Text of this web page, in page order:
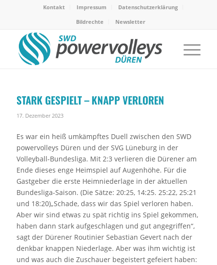
Kontakt Impressum
Datenschutzerklärung
Bildrechte
Newsletter
STARK GESPIELT – KNAPP VERLOREN
17. Dezember 2023
Es war ein heiß umkämpftes Duell zwischen den SWD
powervolleys Düren und der SVG Lüneburg in der
Volleyball-Bundesliga. Mit 2:3 verlieren die Dürener am
Ende dieses enge Heimspiel auf Augenhöhe. Für die
Gastgeber die erste Heimniederlage in der aktuellen
Bundesliga-Saison. (Die Sätze: 20:25, 14:25. 25:22, 25:21
und 18:20)„Schade, dass wir das Spiel verloren haben.
Aber wir sind etwas zu spät richtig ins Spiel gekommen,
haben dann stark aufgeschlagen und gut angegriffen“,
sagt der Dürener Routinier Sebastian Gevert nach der
denkbar knappen Niederlage. Aber was ihm wichtig ist
und was auch die Zuschauer begeistert gefeiert haben: